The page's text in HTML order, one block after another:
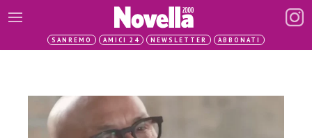
SANREMO AMICI 24 NEWSLETTER ABBONATI